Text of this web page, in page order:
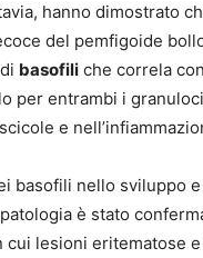
hanno dimostrato
del pemfigoide
basofili che correla
per entrambi i
e
basofili nello sviluppo
è stato
cui lesioni eritematose